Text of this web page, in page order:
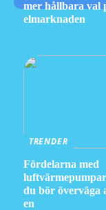
mer hållbara val
elmarknaden
TRENDER
Fördelarna med
du bör överväga
en